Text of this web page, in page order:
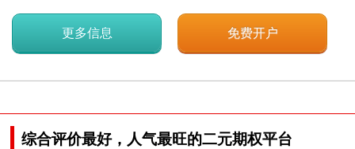
更多信息 免费开户
综合评价最好，人气最旺的二元期权平台